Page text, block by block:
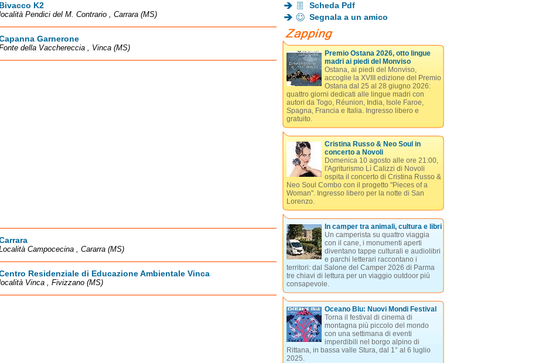
Bivacco K2
Pendici del M. Contrario , Carrara (MS)
Garnerone
della Vacchereccia , Vinca (MS)
Campocecina , Cararra (MS)
Residenziale di Educazione Ambientale Vinca
Vinca , Fivizzano (MS)
Scheda Pdf
Segnala a un amico
Premio Ostana 2026, otto lingue
madri ai piedi del Monviso
Ostana, ai piedi del Monviso,
accoglie la XVIII edizione del Premio
Ostana dal 25 al 28 giugno 2026:
quattro giorni dedicati alle lingue madri con
autori da Togo, Réunion, India, Isole Faroe,
Spagna, Francia e Italia. Ingresso libero e
gratuito.
Cristina Russo & Neo Soul in
concerto a Novoli
Domenica 10 agosto alle ore 21:00,
l'Agriturismo Lì Calizzi di Novoli
ospita il concerto di Cristina Russo &
Neo Soul Combo con il progetto "Pieces of a
Woman". Ingresso libero per la notte di San
Lorenzo.
In camper tra animali, cultura e libri
Un camperista su quattro viaggia
con il cane, i monumenti aperti
diventano tappe culturali e audiolibri
e parchi letterari raccontano i
territori: dal Salone del Camper 2026 di Parma
tre chiavi di lettura per un viaggio outdoor più
consapevole.
Oceano Blu: Nuovi Mondi Festival
Torna il festival di cinema di
montagna più piccolo del mondo
con una settimana di eventi
imperdibili nel borgo alpino di
Rittana, in bassa valle Stura, dal 1° al 6 luglio
2025.